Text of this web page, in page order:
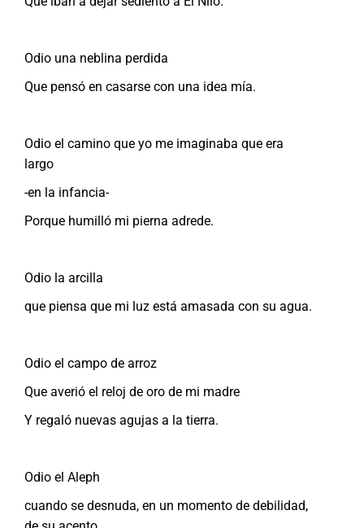
Odio una neblina perdida
Que pensó en casarse con una idea mía.
Odio el camino que yo me imaginaba que era
largo
-en la infancia-
Porque humilló mi pierna adrede.
Odio la arcilla
que piensa que mi luz está amasada con su agua.
Odio el campo de arroz
Que averió el reloj de oro de mi madre
Y regaló nuevas agujas a la tierra.
Odio el Aleph
cuando se desnuda, en un momento de debilidad,